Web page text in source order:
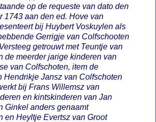
op de requeste van dato den
1743 aan den ed. Hove van
bij Huybert Voskuylen als
Gerrigje van Colfschooten
getrouwt met Teuntje van
de meerder jarige kinderen van
van Colfschoten, item de
Hendrikje Jansz van Colfschoten
bij Frans Willemsz van
en kintskinderen van Jan
Ginkel anders genaamt
en Heyltje Evertsz van Groot